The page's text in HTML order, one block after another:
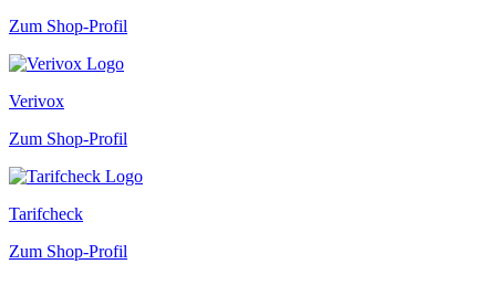
Zum Shop-Profil
Verivox
Zum Shop-Profil
Tarifcheck
Zum Shop-Profil